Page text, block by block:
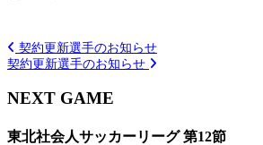
契約更新選手のお知らせ
契約更新選手のお知らせ
NEXT GAME
東北社会人サッカーリーグ 第12節